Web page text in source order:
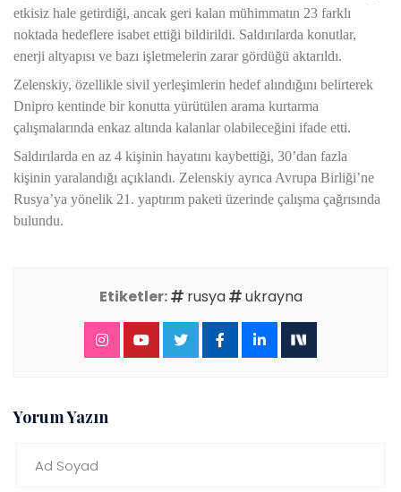
etkisiz hale getirdiği, ancak geri kalan mühimmatın 23 farklı
noktada hedeflere isabet ettiği bildirildi. Saldırılarda konutlar,
enerji altyapısı ve bazı işletmelerin zarar gördüğü aktarıldı.
Zelenskiy, özellikle sivil yerleşimlerin hedef alındığını belirterek
Dnipro kentinde bir konutta yürütülen arama kurtarma
çalışmalarında enkaz altında kalanlar olabileceğini ifade etti.
Saldırılarda en az 4 kişinin hayatını kaybettiği, 30’dan fazla
kişinin yaralandığı açıklandı. Zelenskiy ayrıca Avrupa Birliği’ne
Rusya’ya yönelik 21. yaptırım paketi üzerinde çalışma çağrısında
bulundu.
Etiketler: rusya ukrayna
Yorum Yazın